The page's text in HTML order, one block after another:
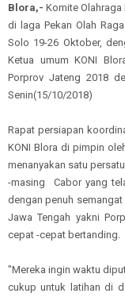
Blora,- Komite
di laga Pekan Olah
Solo 19-26 Oktober,
Ketua umum KONI
Porprov Jateng 2018
Senin(15/10/2018)
Rapat persiapan
KONI Blora di pimpin
menanyakan satu
-masing
Cabor yang
dengan penuh
Jawa Tengah yakni
cepat -cepat bertanding.
"Mereka ingin waktu
cukup untuk latihan di